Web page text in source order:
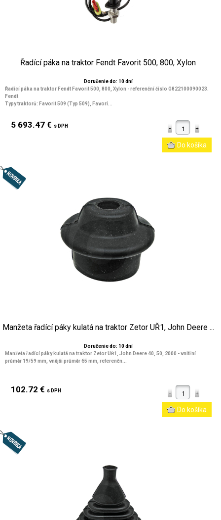
Řadící páka na traktor Fendt Favorit 500, 800, Xylon
Doručenie do: 10 dní
Řadící páka na traktor Fendt Favorit 500, 800, Xylon - referenční číslo G822100090023.
Fendt
Typy traktorů: Favorit 509 (Typ 509), Favori...
5 693.47 € s DPH
Manžeta řadící páky kulatá na traktor Zetor UŘ1, John Deere ...
Doručenie do: 10 dní
Manžeta řadící páky kulatá na traktor Zetor UŘ1, John Deere 40, 50, 2000 - vnitřní
průměr 19/59 mm, vnější průměr 65 mm, referenčn...
102.72 € s DPH